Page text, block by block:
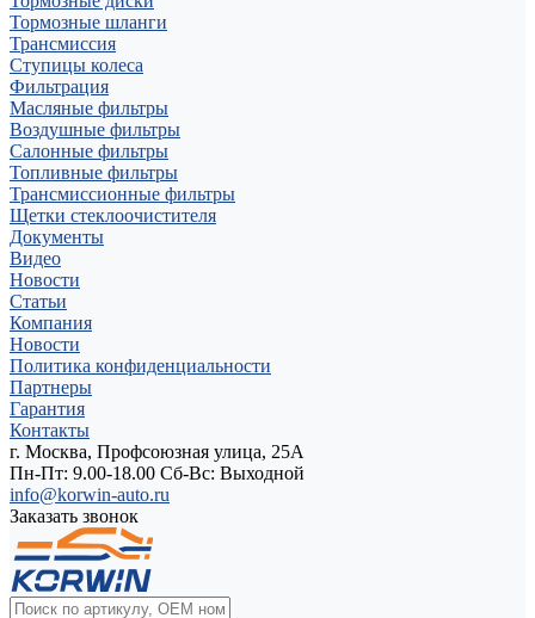
Тормозные шланги
Трансмиссия
Ступицы колеса
Фильтрация
Масляные фильтры
Воздушные фильтры
Салонные фильтры
Топливные фильтры
Трансмиссионные фильтры
Щетки стеклоочистителя
Документы
Видео
Новости
Статьи
Компания
Новости
Политика конфиденциальности
Партнеры
Гарантия
Контакты
г. Москва, Профсоюзная улица, 25А
Пн-Пт: 9.00-18.00 Cб-Вс: Выходной
info@korwin-auto.ru
Заказать звонок